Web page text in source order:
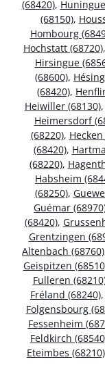
(68420),
(68150),
Hombourg
Hochstatt (68720),
Hirsingue
(68600),
(68420),
Heiwiller (68130),
Heimersdorf
(68220),
(68420),
(68220),
Habsheim
(68250),
Guémar
(68420),
Grentzingen
Altenbach (68760)
Geispitzen
Fulleren
Fréland (68240),
Folgensbourg
Fessenheim
Feldkirch
Eteimbes (68210)